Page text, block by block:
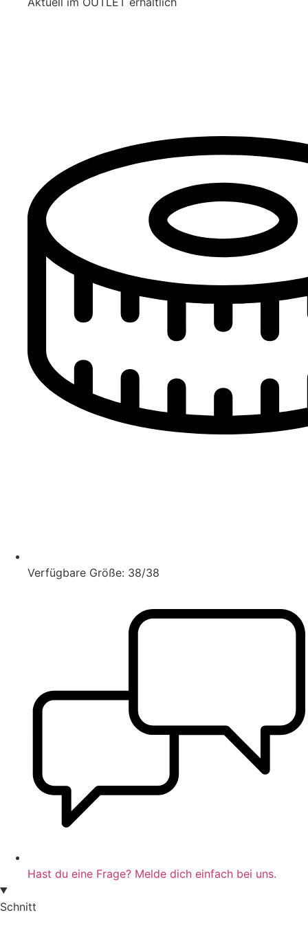
Verfügbare Größe: 38/38
Hast du eine Frage? Melde dich einfach bei uns.
Schnitt